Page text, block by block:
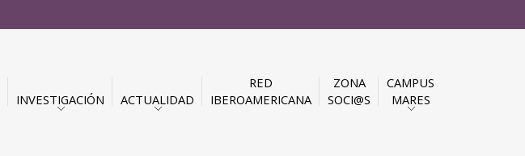
INVESTIGACIÓN ACTUALIDAD
RED
IBEROAMERICANA
ZONA
SOCI@S
CAMPUS
MARES